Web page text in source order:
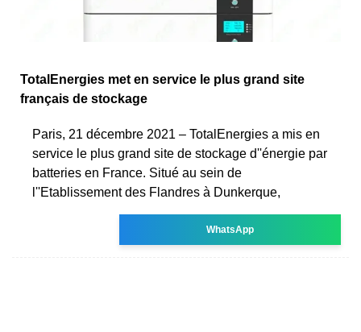
TotalEnergies met en service le plus grand site
français de stockage
Paris, 21 décembre 2021 – TotalEnergies a mis en
service le plus grand site de stockage d''énergie par
batteries en France. Situé au sein de
l''Etablissement des Flandres à Dunkerque,
WhatsApp